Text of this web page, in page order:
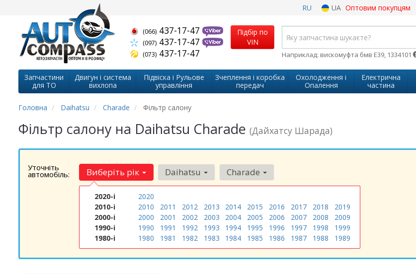
RU UA Оптовим покупцям
(066) 437-17-47
(097) 437-17-47
(073) 437-17-47
Підбір по
VIN
Наприклад: вискомуфта бмв Е39, 1334101
Запчастини
для ТО
Двигун і система
вихлопа
Підвіска і Рульове
управління
Зчеплення і коробка
передач
Охолодження і
Опалення
Електрична
частина
Головна Daihatsu Charade Фільтр салону
Фільтр салону на Daihatsu Charade (Дайхатсу Шарада)
Уточніть
автомобіль: Виберіть рік
2020-і
2020
2010-і
2010 2011 2012 2013 2014 2015 2016 2017 2018
2019
2000-і
2000 2001 2002 2003 2004 2005 2006 2007 2008
2009
1990-і
1990 1991 1992 1993 1994 1995 1996 1997 1998
1999
1980-і
1980 1981 1982 1983 1984 1985 1986 1987 1988 1989
Daihatsu Charade